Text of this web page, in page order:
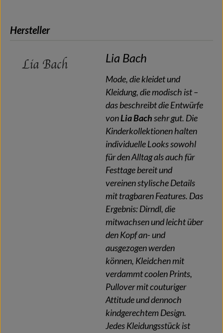
Hersteller
Lia Bach
Mode, die kleidet und
Kleidung, die modisch ist –
das beschreibt die Entwürfe
vonLia Bachsehr gut. Die
Kinderkollektionen halten
individuelle Looks sowohl
für den Alltag als auch für
Festtage bereit und
vereinen stylische Details
mit tragbaren Features. Das
Ergebnis: Dirndl, die
mitwachsen und leicht über
den Kopf an- und
ausgezogen werden
können, Kleidchen mit
verdammt coolen Prints,
Pullover mit couturiger
Attitude und dennoch
kindgerechtem Design.
Jedes Kleidungsstück ist